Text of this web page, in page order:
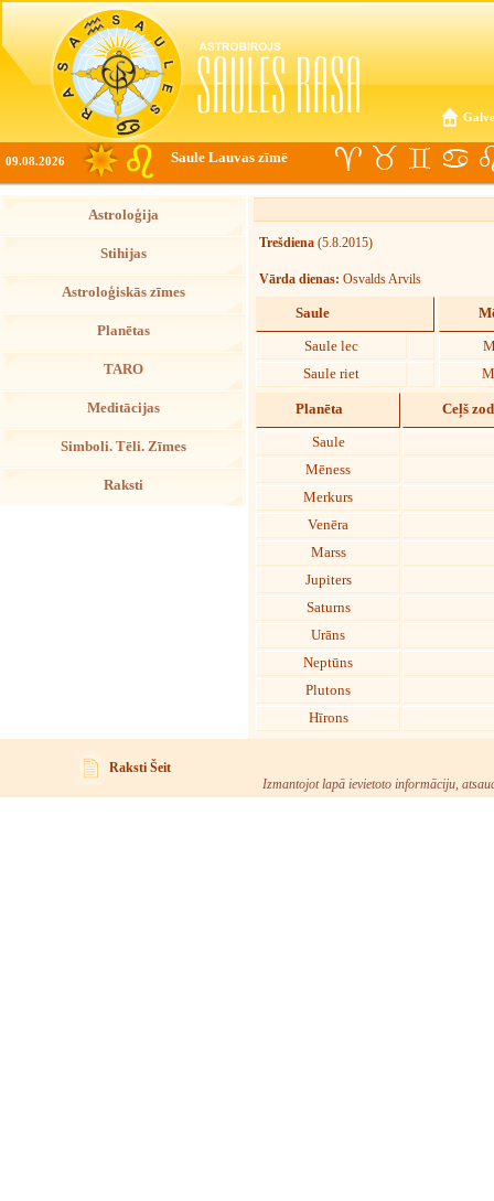
09.08.2026 Saule Lauvas zīmē
Astroloģija
Stihijas
Astroloģiskās zīmes
Planētas
TARO
Meditācijas
Simboli. Tēli. Zīmes
Raksti
Trešdiena (5.8.2015)
Vārda dienas: Osvalds Arvils
Saule
Saule lec
Saule riet
Planēta Ceļš
Saule
Mēness
Merkurs
Venēra
Marss
Jupiters
Saturns
Urāns
Neptūns
Plutons
Hīrons
Raksti Šeit
Izmantojot lapā ievietoto informāciju,